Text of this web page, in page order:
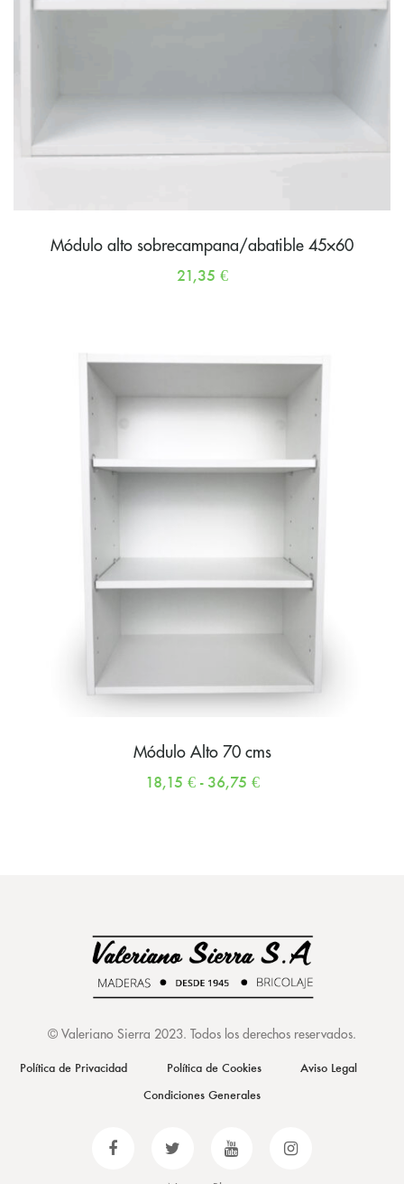
Módulo alto sobrecampana/abatible 45×60
21,35 €
Módulo Alto 70 cms
18,15 € - 36,75 €
© Valeriano Sierra 2023. Todos los derechos reservados.
Política de Privacidad Política de Cookies
Aviso Legal
Condiciones Generales